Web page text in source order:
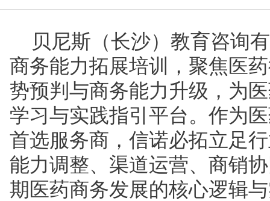
贝尼斯（长沙）教育咨询
商务能力拓展培训，聚焦医
势预判与商务能力升级，为
学习与实践指引平台。作为
首选服务商，信诺必拓立足
能力调整、渠道运营、商销
期医药商务发展的核心逻辑